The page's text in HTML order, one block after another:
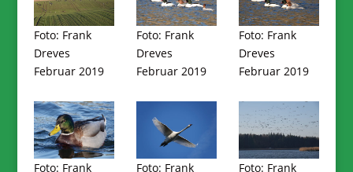
Foto: Frank
Dreves
Februar 2019
Foto: Frank
Dreves
Februar 2019
Foto: Frank
Dreves
Februar 2019
Foto: Frank
Foto: Frank
Foto: Frank